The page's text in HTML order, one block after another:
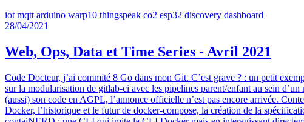
iot mqtt arduino warp10 thingspeak co2 esp32 discovery dashboard
28/04/2021
Web, Ops, Data et Time Series - Avril 2021
Code Docteur, j’ai commité 8 Go dans mon Git. C’est grave ? : un petit
sur la modularisation de gitlab-ci avec les pipelines parent/enfant au sein
(aussi) son code en AGPL, l’annonce officielle n’est pas encore arrivée.
Docker, l’historique et le futur de docker-compose, la création de la